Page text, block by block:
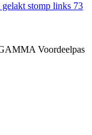
stomp links 73
Voordeelpas